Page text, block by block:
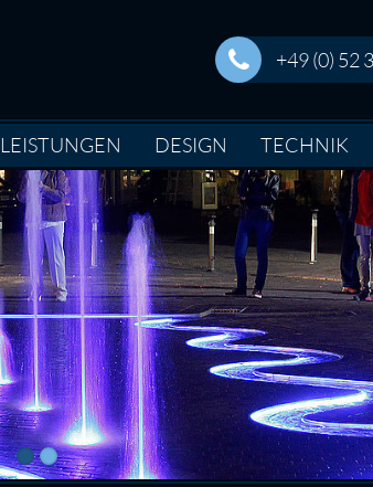
+49 (0) 52
LEISTUNGEN DESIGN TECHNIK